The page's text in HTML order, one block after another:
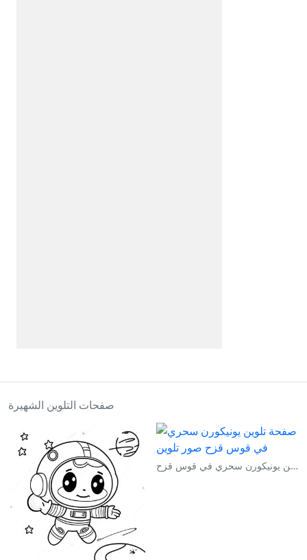
صفحات التلوين الشهيرة
صفحة تلوين يونيكورن سحري في قوس قزح